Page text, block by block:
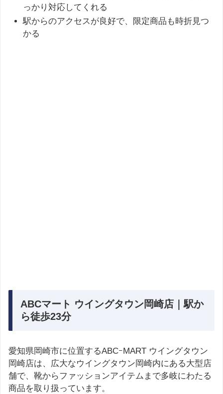
っかり対応してくれる
駅からのアクセスが良好で、限定商品も時折見つ
かる
ABCマート ウイングタウン岡崎店｜駅か
ら徒歩23分
愛知県岡崎市に位置するABCｰMART ウイングタウン
岡崎店は、広大なウイングタウン岡崎内にある大型店
舗で、靴からファッションアイテムまで多岐にわたる
商品を取り扱っています。